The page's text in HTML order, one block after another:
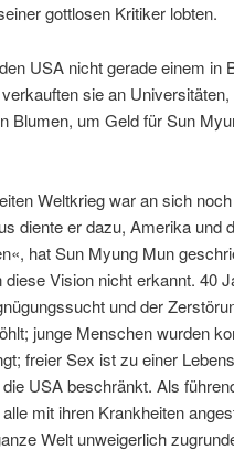
gottlosen Kritiker lobten.
USA nicht gerade einem in
sie an
Blumen, um Geld für Sun
Weltkrieg war an sich
diente er dazu, Amerika und
hat Sun Myung Mun
diese Vision nicht erkannt. 40
und der
junge Menschen wurden
freier Sex ist zu einer
USA beschränkt. Als
mit ihren Krankheiten
Welt unweigerlich